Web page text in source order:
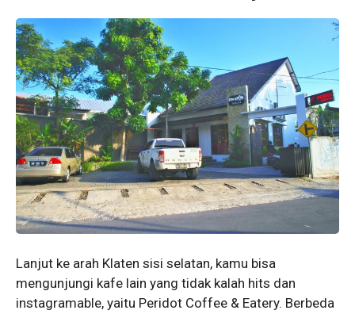
Lanjut ke arah Klaten sisi selatan, kamu bisa
mengunjungi kafe lain yang tidak kalah hits dan
instagramable, yaitu Peridot Coffee & Eatery. Berbeda